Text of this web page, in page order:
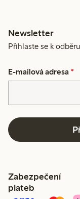
Newsletter
Přihlaste se k
E-mailová adresa *
Zabezpečení
plateb